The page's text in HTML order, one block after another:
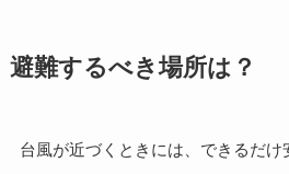
避難するべき場所は？
台風が近づくときには、できるだ